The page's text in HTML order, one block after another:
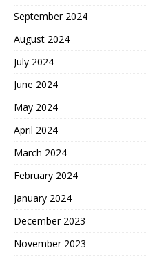
September 2024
August 2024
July 2024
June 2024
May 2024
April 2024
March 2024
February 2024
January 2024
December 2023
November 2023